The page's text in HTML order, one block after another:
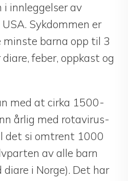
innleggelser av
Sykdommen er
minste barna opp til 3
feber, oppkast og
med at cirka 1500-
årlig med rotavirus-
det si omtrent 1000
av alle barn
i Norge). Det har